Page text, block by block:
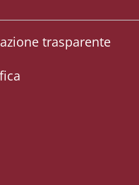
menu
trasparente